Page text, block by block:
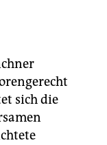
sich die